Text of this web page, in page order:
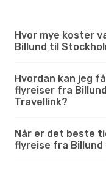
Hvor mye koster
Billund til
Hvordan kan jeg
flyreiser fra
Travellink?
Når er det beste
flyreise fra Billund